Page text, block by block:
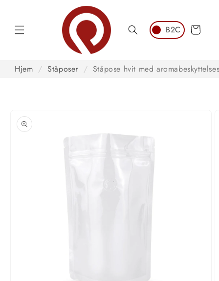
Handlekurv
Hjem / Ståposer / Ståpose hvit med
til